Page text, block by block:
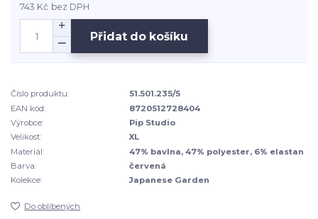
743 Kč bez DPH
Přidat do košíku
Číslo produktu:
51.501.235/5
EAN kód:
8720512728404
Výrobce:
Pip Studio
Velikost:
XL
Materiál:
47% bavlna, 47% polyester, 6% elastan
Barva:
červená
Kolekce:
Japanese Garden
Do oblíbených